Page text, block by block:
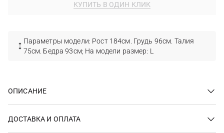
КУПИТЬ В ОДИН КЛИК
Параметры модели: Рост 184см. Грудь 96см. Талия
75см. Бедра 93см; На модели размер: L
ОПИСАНИЕ
ДОСТАВКА И ОПЛАТА